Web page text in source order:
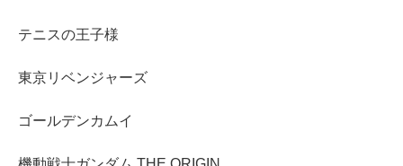
テニスの王子様
東京リベンジャーズ
ゴールデンカムイ